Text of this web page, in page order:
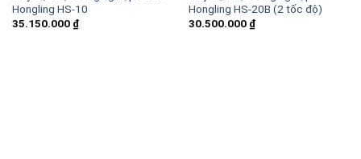
Hongling HS-10
35.150.000 ₫
Hongling HS-20B (2 tốc độ)
30.500.000 ₫